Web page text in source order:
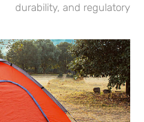
durability, and regulatory